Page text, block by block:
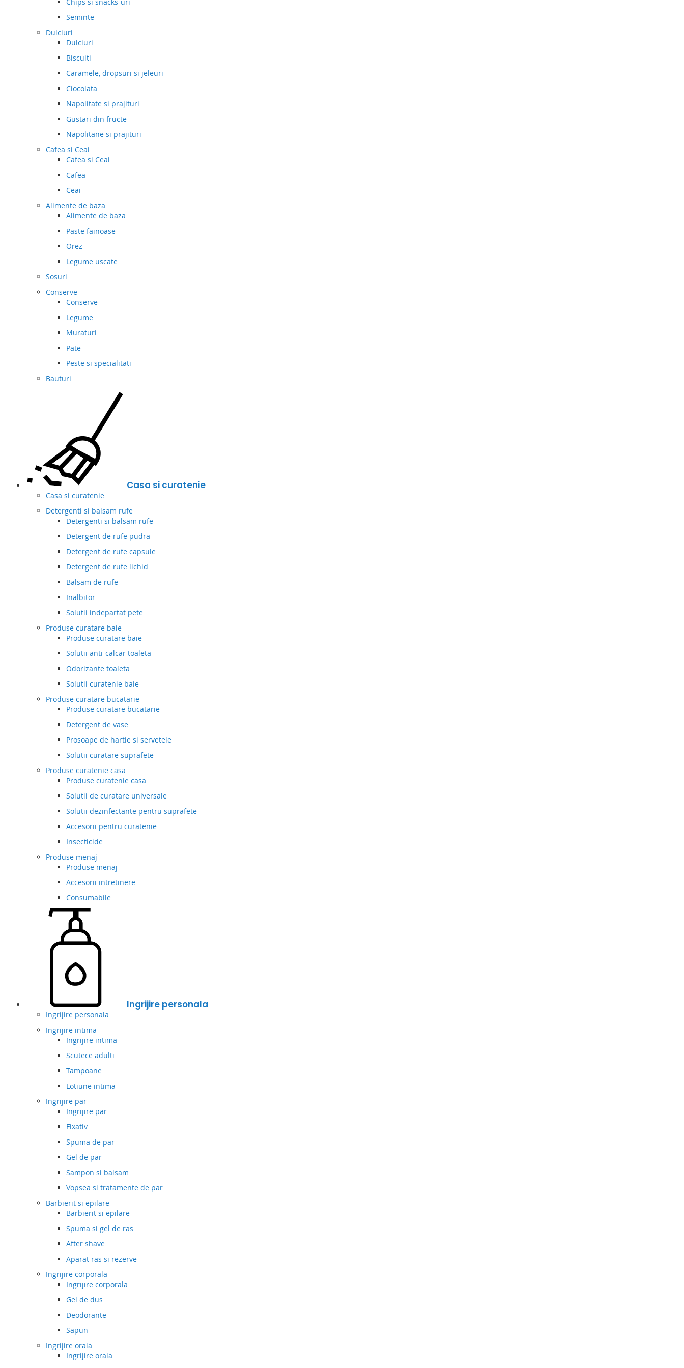
Chips si snacks-uri
Seminte
Dulciuri
Dulciuri
Biscuiti
Caramele, dropsuri si jeleuri
Ciocolata
Napolitate si prajituri
Gustari din fructe
Napolitane si prajituri
Cafea si Ceai
Cafea si Ceai
Cafea
Ceai
Alimente de baza
Alimente de baza
Paste fainoase
Orez
Legume uscate
Sosuri
Conserve
Conserve
Legume
Muraturi
Pate
Peste si specialitati
Bauturi
Casa si curatenie
Casa si curatenie
Detergenti si balsam rufe
Detergenti si balsam rufe
Detergent de rufe pudra
Detergent de rufe capsule
Detergent de rufe lichid
Balsam de rufe
Inalbitor
Solutii indepartat pete
Produse curatare baie
Produse curatare baie
Solutii anti-calcar toaleta
Odorizante toaleta
Solutii curatenie baie
Produse curatare bucatarie
Produse curatare bucatarie
Detergent de vase
Prosoape de hartie si servetele
Solutii curatare suprafete
Produse curatenie casa
Produse curatenie casa
Solutii de curatare universale
Solutii dezinfectante pentru suprafete
Accesorii pentru curatenie
Insecticide
Produse menaj
Produse menaj
Accesorii intretinere
Consumabile
Ingrijire personala
Ingrijire personala
Ingrijire intima
Ingrijire intima
Scutece adulti
Tampoane
Lotiune intima
Ingrijire par
Ingrijire par
Fixativ
Spuma de par
Gel de par
Sampon si balsam
Vopsea si tratamente de par
Barbierit si epilare
Barbierit si epilare
Spuma si gel de ras
After shave
Aparat ras si rezerve
Ingrijire corporala
Ingrijire corporala
Gel de dus
Deodorante
Sapun
Ingrijire orala
Ingrijire orala